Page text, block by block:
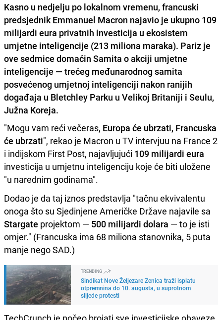
Kasno u nedjelju po lokalnom vremenu, francuski
predsjednik Emmanuel Macron najavio je ukupno 109
milijardi eura privatnih investicija u ekosistem
umjetne inteligencije (213 miliona maraka). Pariz je
ove sedmice domaćin Samita o akciji umjetne
inteligencije — trećeg međunarodnog samita
posvećenog umjetnoj inteligenciji nakon ranijih
događaja u Bletchley Parku u Velikoj Britaniji i Seulu,
Južna Koreja.
"Mogu vam reći večeras, Europa će ubrzati, Francuska
će ubrzati", rekao je Macron u TV intervjuu na France 2
i indijskom First Post, najavljujući 109 milijardi eura
investicija u umjetnu inteligenciju koje će biti uložene
"u narednim godinama".
Dodao je da taj iznos predstavlja "tačnu ekvivalentu
onoga što su Sjedinjene Američke Države najavile sa
Stargate projektom — 500 milijardi dolara — to je isti
omjer." (Francuska ima 68 miliona stanovnika, 5 puta
manje nego SAD.)
TRENDING
Sindikat Nove Željezare Zenica traži isplatu
otpremnina do 10. augusta, u suprotnom
slijede protesti